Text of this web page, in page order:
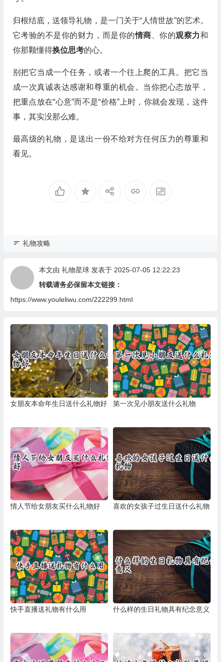
归根结底，送领导礼物，是一门关于“人情世故”的艺术。
它考验的不是你的财力，而是你的情商 、你的观察力和
你那颗懂得换位思考的心。
别把它当成一个任务，或者一个往上爬的工具。把它当
成一次真诚表达感谢和尊重的机会。当你把心态放平，
把重点放在“心意”而不是“价格”上时，你就会发现，这件
事，其实没那么难。
最高级的礼物，是送出一份不给对方任何压力的尊重和
看见。
礼物攻略
本文由 礼物星球发表于 2025-07-05 12:22:23
转载请务必保留本文链接：
https://www.youleliwu.com/222299.html
女朋友本命年生日送什么礼物好 第一次见小朋友送什么礼物
情人节给女朋友买什么礼物好 喜欢的女孩子过生日送什么礼物
快手直播送礼物有什么用 什么样的生日礼物具有纪念意义